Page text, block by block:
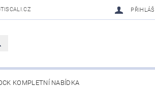
KOMPLETNÍ NABÍDKA